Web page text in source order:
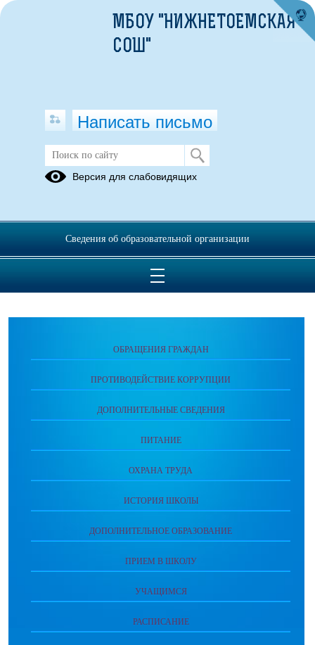
События
Новый сайт!
ОБРАЩЕНИЯ ГРАЖДАН
ПРОТИВОДЕЙСТВИЕ КОРРУПЦИИ
ДОПОЛНИТЕЛЬНЫЕ СВЕДЕНИЯ
ПИТАНИЕ
ОХРАНА ТРУДА
ИСТОРИЯ ШКОЛЫ
ДОПОЛНИТЕЛЬНОЕ ОБРАЗОВАНИЕ
ПРИЕМ В ШКОЛУ
УЧАЩИМСЯ
РАСПИСАНИЕ
МБОУ "НИЖНЕТОЕМСКАЯ
СОШ"
Написать письмо
Версия для слабовидящих
Сведения об образовательной организации